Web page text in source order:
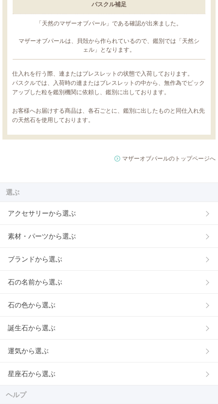
パスクル補足
「天然のマザーオブパール」である確認が出来ました。
マザーオブパールは、貝殻から作られているので、鑑別では「天然シ
ェル」となります。
仕入れを行う際、連またはブレスレットの状態で入荷しております。
パスクルでは、入荷時の連またはブレスレットの中から、無作為でピック
アップした粒を鑑別機関に依頼し、鑑別に出しております。
お客様へお届けする商品は、各石ごとに、鑑別に出したものと同仕入れ先
の天然石を使用しております。
マザーオブパールのトップページへ
選ぶ
アクセサリーから選ぶ
素材・パーツから選ぶ
ブランドから選ぶ
石の名前から選ぶ
石の色から選ぶ
誕生石から選ぶ
運気から選ぶ
星座石から選ぶ
ヘルプ